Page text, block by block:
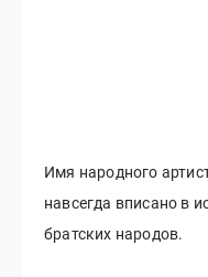
Имя народного
навсегда вписано в
братских народов.